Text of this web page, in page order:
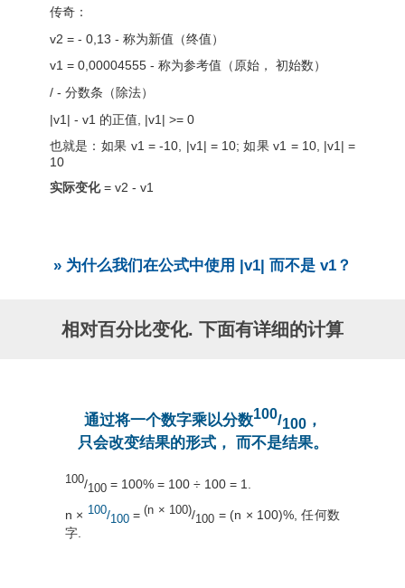
传奇：
v2 = - 0,13 - 称为新值（终值）
v1 = 0,00004555 - 称为参考值（原始， 初始数）
/ - 分数条（除法）
|v1| - v1 的正值, |v1| >= 0
也就是：如果 v1 = -10, |v1| = 10; 如果 v1 = 10, |v1| =
10
实际变化= v2 - v1
» 为什么我们在公式中使用 |v1| 而不是 v1？
相对百分比变化. 下面有详细的计算
通过将一个数字乘以分数100/100，
只会改变结果的形式， 而不是结果。
100/100= 100% = 100 ÷ 100 = 1.
n × 100/100=(n × 100)/100 = (n × 100)%, 任何数
字.